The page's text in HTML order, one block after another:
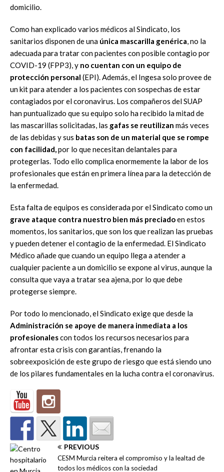
domicilio.
Como han explicado varios médicos al Sindicato, los
sanitarios disponen de una única mascarilla genérica, no la
adecuada para tratar con pacientes con posible contagio por
COVID-19 (FPP3), y no cuentan con un equipo de
protección personal (EPI). Además, el Ingesa solo provee de
un kit para atender a los pacientes con sospechas de estar
contagiados por el coronavirus. Los compañeros del SUAP
han puntualizado que su equipo solo ha recibido la mitad de
las mascarillas solicitadas, las gafas se reutilizan más veces
de las debidas y sus batas son de un material que se rompe
con facilidad,por lo que necesitan delantales para
protegerlas. Todo ello complica enormemente la labor de los
profesionales que están en primera línea para la detección de
la enfermedad.
Esta falta de equipos es considerada por el Sindicato como un
grave ataque contra nuestro bien más preciadoen estos
momentos, los sanitarios, que son los que realizan las pruebas
y pueden detener el contagio de la enfermedad. El Sindicato
Médico añade que cuando un equipo llega a atender a
cualquier paciente a un domicilio se expone al virus, aunque la
consulta que vaya a tratar sea ajena, por lo que debe
protegerse siempre.
Por todo lo mencionado, el Sindicato exige que desde la
Administración se apoye de manera inmediata a los
profesionalescon todos los recursos necesarios para
afrontar esta crisis con garantías, frenando la
sobreexposición de este grupo de riesgo que está siendo uno
de los pilares fundamentales en la lucha contra el coronavirus.
PREVIOUS
CESM Murcia reitera el compromiso y la lealtad de
todos los médicos con la sociedad